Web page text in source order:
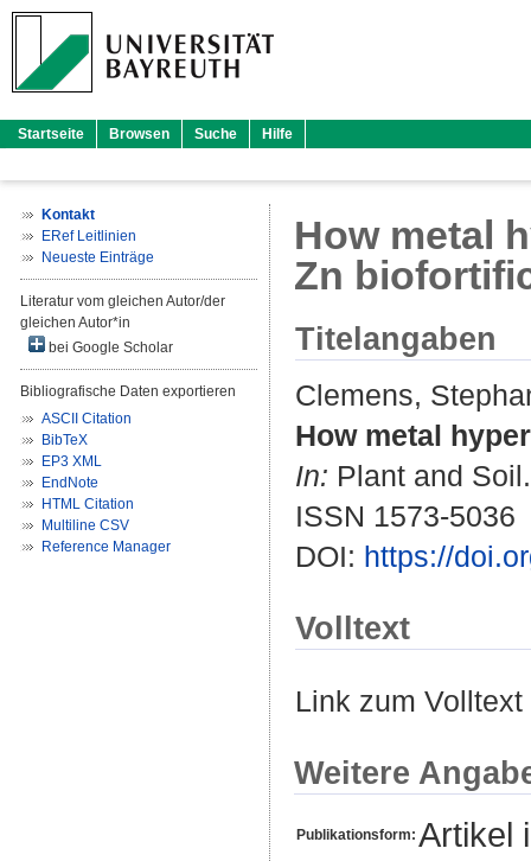
Startseite Browsen Suche Hilfe
Kontakt
ERef Leitlinien
Neueste Einträge
Literatur vom gleichen Autor/der
gleichen Autor*in
bei Google Scholar
Bibliografische Daten exportieren
ASCII Citation
BibTeX
EP3 XML
EndNote
HTML Citation
Multiline CSV
Reference Manager
How metal
Zn
Titelangaben
Clemens,
How metal
In: Plant and
ISSN 1573-5036
DOI: https://
Volltext
Link zum
Weitere
Publikationsform: Artikel